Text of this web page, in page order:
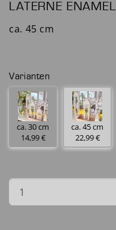
LATERNE
ca. 45 cm
Varianten
ca. 30 cm
14,99 €
ca. 45 cm
22,99 €